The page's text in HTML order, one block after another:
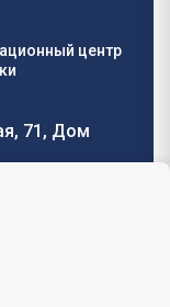
центр
71, Дом